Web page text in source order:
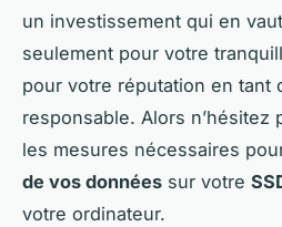
un investissement qui en
seulement pour votre
pour votre réputation en tant
responsable. Alors n’hésitez
les mesures nécessaires
de vos données sur votre
votre ordinateur.